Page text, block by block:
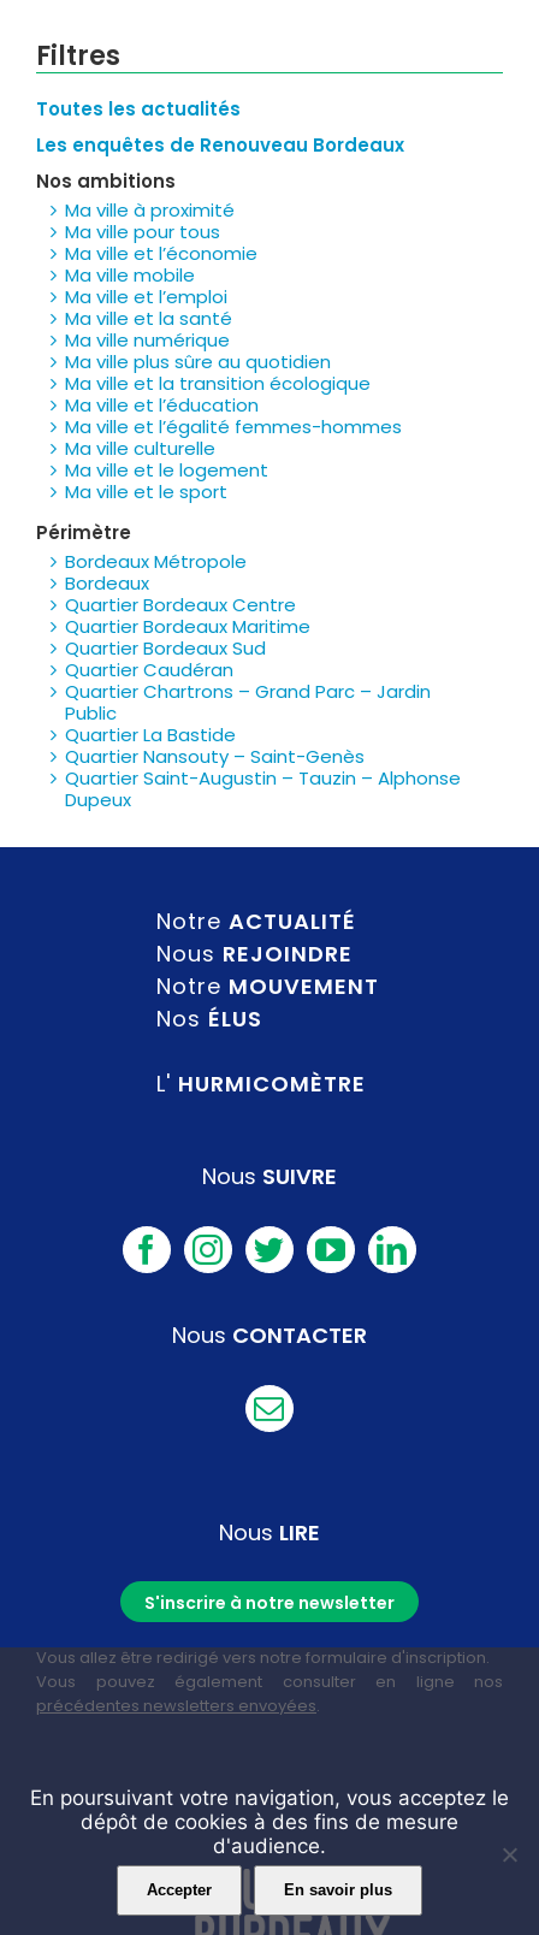
Filtres
Toutes les actualités
Les enquêtes de Renouveau Bordeaux
Nos ambitions
Ma ville à proximité
Ma ville pour tous
Ma ville et l’économie
Ma ville mobile
Ma ville et l’emploi
Ma ville et la santé
Ma ville numérique
Ma ville plus sûre au quotidien
Ma ville et la transition écologique
Ma ville et l’éducation
Ma ville et l’égalité femmes-hommes
Ma ville culturelle
Ma ville et le logement
Ma ville et le sport
Périmètre
Bordeaux Métropole
Bordeaux
Quartier Bordeaux Centre
Quartier Bordeaux Maritime
Quartier Bordeaux Sud
Quartier Caudéran
Quartier Chartrons – Grand Parc – Jardin
Public
Quartier La Bastide
Quartier Nansouty – Saint-Genès
Quartier Saint-Augustin – Tauzin – Alphonse
Dupeux
Notre ACTUALITÉ
Nous REJOINDRE
Notre MOUVEMENT
Nos ÉLUS
L' HURMICOMÈTRE
Nous SUIVRE
Nous CONTACTER
Nous LIRE
S'inscrire à notre newsletter
Vous allez être redirigé vers notre formulaire d'inscription.
Vous pouvez également consulter en ligne nos
précédentes newsletters envoyées.
En poursuivant votre navigation, vous acceptez le
dépôt de cookies à des fins de mesure
d'audience.
Accepter En savoir plus